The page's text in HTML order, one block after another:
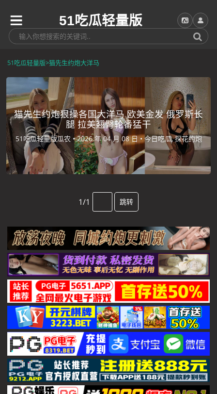
51吃瓜轻量版
51吃瓜轻量版>猫先生约炮大洋马
猫先生约炮狠操各国大洋马 欧美金发 俄罗斯长
腿 拉美翘臀轮番猛干
51吃瓜轻量版瓜农 •2026 年 04 月 08 日 •今日吃瓜, 探花约炮
1/1 跳转